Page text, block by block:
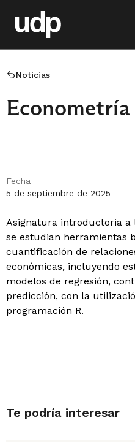
Noticias
Econometría
Fecha
5 de septiembre de 2025
Asignatura introductoria a
se estudian herramientas
cuantificación de
económicas, incluyendo
modelos de regresión,
predicción, con la
programación R.
Te podría interesar